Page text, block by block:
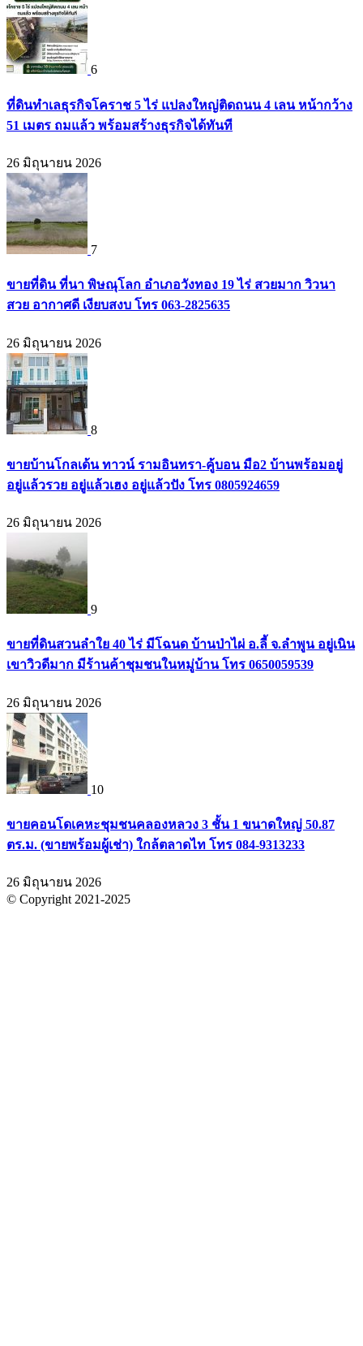
6
ที่ดินทำเลธุรกิจโคราช 5 ไร่ แปลงใหญ่ติดถนน 4 เลน หน้ากว้าง
51 เมตร ถมแล้ว พร้อมสร้างธุรกิจได้ทันที
26 มิถุนายน 2026
7
ขายที่ดิน ที่นา พิษณุโลก อำเภอวังทอง 19 ไร่ สวยมาก วิวนา
สวย อากาศดี เงียบสงบ โทร 063-2825635
26 มิถุนายน 2026
8
ขายบ้านโกลเด้น ทาวน์ รามอินทรา-คู้บอน มือ2 บ้านพร้อมอยู่
อยู่แล้วรวย อยู่แล้วเฮง อยู่แล้วปัง โทร 0805924659
26 มิถุนายน 2026
9
ขายที่ดินสวนลำใย 40 ไร่ มีโฉนด บ้านป่าไผ่ อ.ลี้ จ.ลำพูน อยู่เนิน
เขาวิวดีมาก มีร้านค้าชุมชนในหมู่บ้าน โทร 0650059539
26 มิถุนายน 2026
10
ขายคอนโดเคหะชุมชนคลองหลวง 3 ชั้น 1 ขนาดใหญ่ 50.87
ตร.ม. (ขายพร้อมผู้เช่า) ใกล้ตลาดไท โทร 084-9313233
26 มิถุนายน 2026
© Copyright 2021-2025